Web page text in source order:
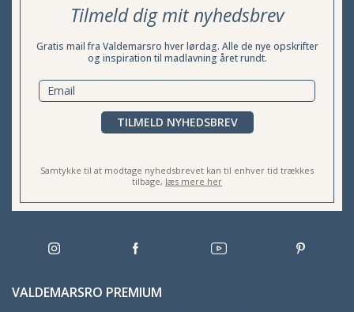
Tilmeld dig mit nyhedsbrev
Gratis mail fra Valdemarsro hver lørdag. Alle de nye opskrifter
og inspiration til madlavning året rundt.
TILMELD NYHEDSBREV
Samtykke til at modtage nyhedsbrevet kan til enhver tid trækkes
tilbage, læs mere her
VALDEMARSRO PREMIUM